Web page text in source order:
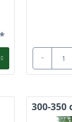
und
-
300-350